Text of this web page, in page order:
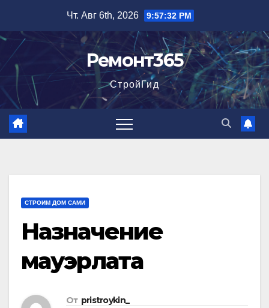
содержимому
Чт. Авг 6th, 2026 9:57:33 PM
Ремонт365
СтройГид
СТРОИМ ДОМ САМИ
Назначение
мауэрлата
От pristroykin_